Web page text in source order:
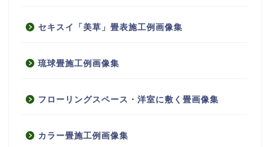
セキスイ「美草」畳表施工例画像集
琉球畳施工例画像集
フローリングスペース・洋室に敷く畳画像集
カラー畳施工例画像集